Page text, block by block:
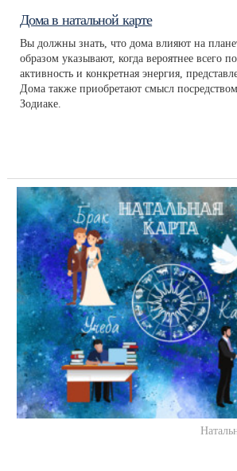
Дома в натальной карте
Вы должны знать, что дома влияют на
образом указывают, когда вероятнее всего
активность и конкретная энергия,
Дома также приобретают смысл
Зодиаке.